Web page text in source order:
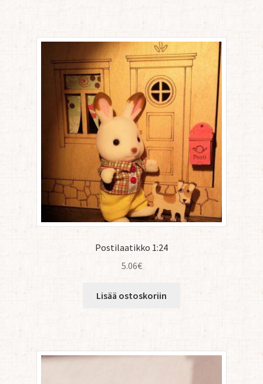
Postilaatikko 1:24
5.06€
Lisää ostoskoriin